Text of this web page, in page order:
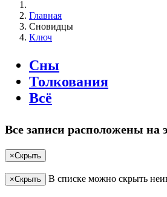
Главная
Сновидцы
Ключ
Сны
Толкования
Всё
Все записи расположены на
×Скрыть
×Скрыть В списке можно скрыть